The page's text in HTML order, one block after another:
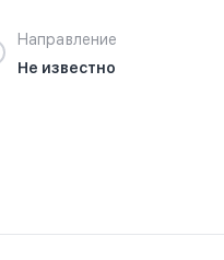
Направление
Не известно